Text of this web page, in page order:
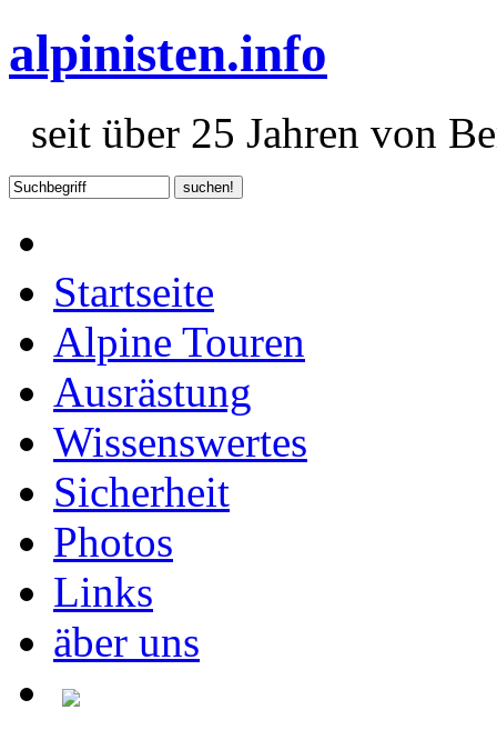
alpinisten.info
seit über 25 Jahren von
Startseite
Alpine Touren
Ausrästung
Wissenswertes
Sicherheit
Photos
Links
äber uns